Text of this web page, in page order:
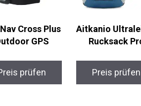
Cross Plus
GPS
prüfen
Aitkanio
Ultraleicht
Preis prüfen